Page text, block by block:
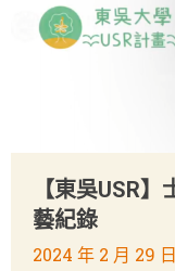
【東吳USR
藝紀錄
2024 年 2 月 29 日